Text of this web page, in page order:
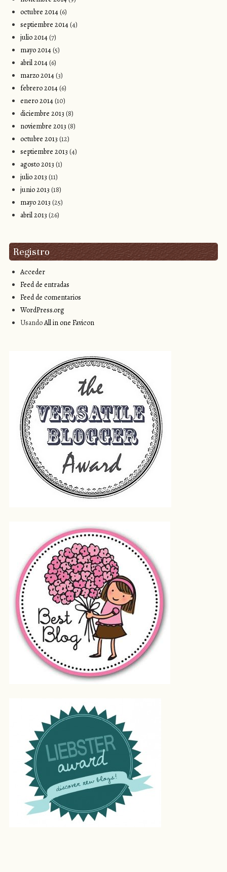
octubre 2014(6)
septiembre 2014(4)
julio 2014(7)
mayo 2014(5)
abril 2014(6)
marzo 2014(3)
febrero 2014(6)
enero 2014(10)
diciembre 2013 (8)
noviembre 2013 (8)
octubre 2013 (12)
septiembre 2013 (4)
agosto 2013 (1)
julio 2013 (11)
junio 2013 (18)
mayo 2013 (25)
abril 2013 (26)
Registro
Acceder
Feed de entradas
Feed de comentarios
WordPress.org
UsandoAll in one Favicon